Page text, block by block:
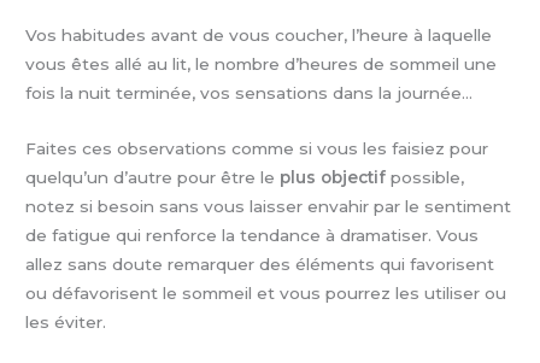
Vos habitudes avant de vous coucher, l’heure à laquelle
vous êtes allé au lit, le nombre d’heures de sommeil une
fois la nuit terminée, vos sensations dans la journée…
Faites ces observations comme si vous les faisiez pour
quelqu’un d’autre pour être le plus objectif possible,
notez si besoin sans vous laisser envahir par le sentiment
de fatigue qui renforce la tendance à dramatiser. Vous
allez sans doute remarquer des éléments qui favorisent
ou défavorisent le sommeil et vous pourrez les utiliser ou
les éviter.